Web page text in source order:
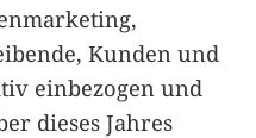
Kunden und
einbezogen und
dieses Jahres